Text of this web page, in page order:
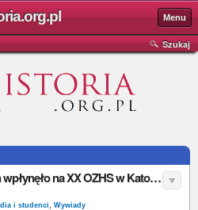
Menu
Szukaj
Ponad 350 zgłoszeń wpłynęło na XX OZHS w Katowicach - wywiad
i studenci, Wywiady